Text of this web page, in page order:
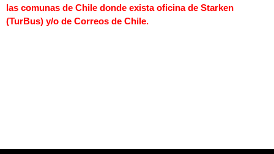
las comunas de Chile donde exista oficina de Starken
(TurBus) y/o de Correos de Chile.